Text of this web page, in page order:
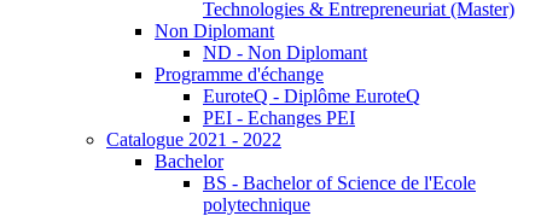
Technologies & Entrepreneuriat (Master)
Non Diplomant
ND - Non Diplomant
Programme d'échange
EuroteQ - Diplôme EuroteQ
PEI - Echanges PEI
Catalogue 2021 - 2022
Bachelor
BS - Bachelor of Science de l'Ecole
polytechnique